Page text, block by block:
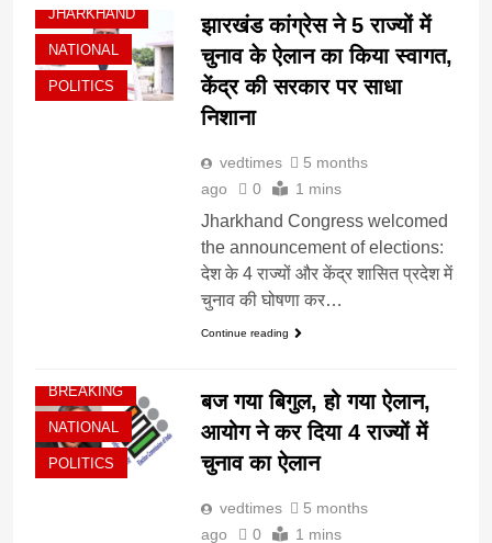
JHARKHAND
NATIONAL
POLITICS
झारखंड कांग्रेस ने 5 राज्यों में
चुनाव के ऐलान का किया स्वागत,
केंद्र की सरकार पर साधा
निशाना
vedtimes
5 months
ago
0 1 mins
Jharkhand Congress welcomed
the announcement of elections:
देश के 4 राज्यों और केंद्र शासित प्रदेश में
चुनाव की घोषणा कर…
Continue reading
BREAKING
NATIONAL
POLITICS
बज गया बिगुल, हो गया ऐलान,
आयोग ने कर दिया 4 राज्यों में
चुनाव का ऐलान
vedtimes
5 months
ago
0 1 mins